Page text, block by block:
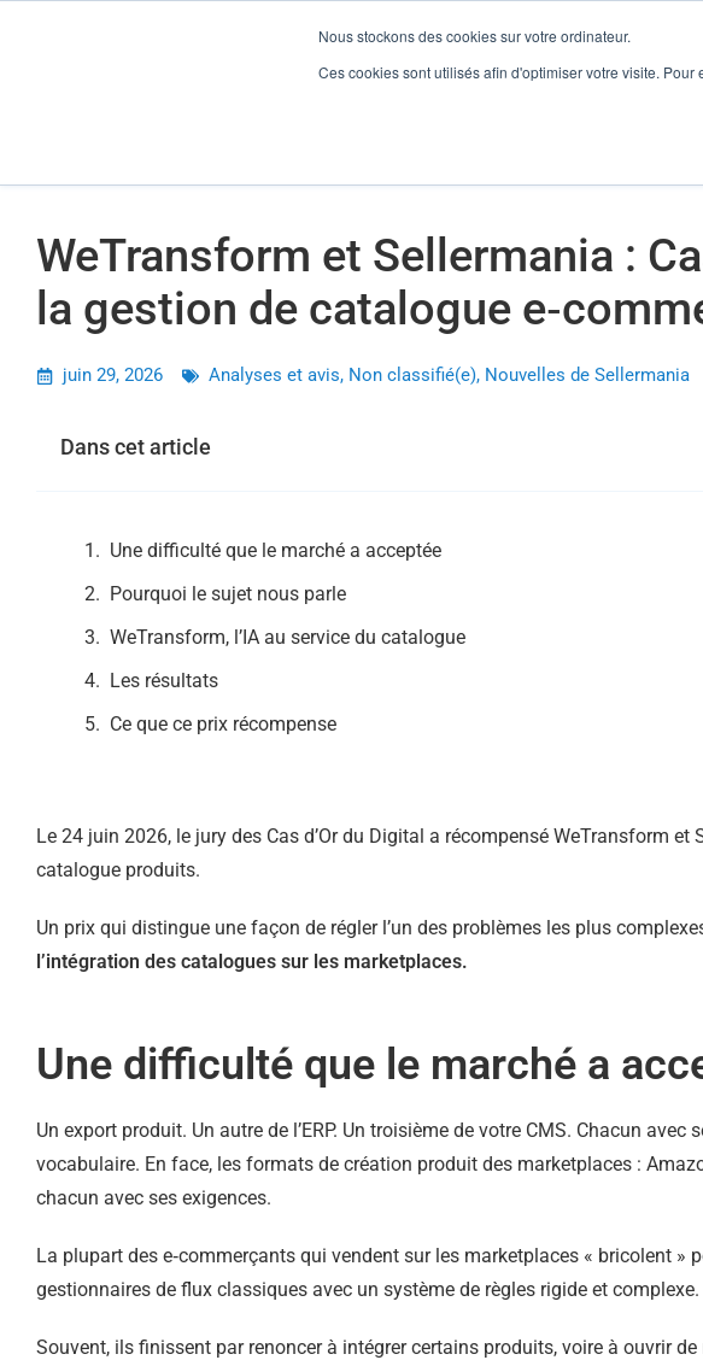
Nous stockons des cookies sur votre ordinateur.
Ces cookies sont utilisés afin d'optimiser votre visite.
WeTransform et Sellermania :
la gestion de catalogue
juin 29, 2026 Analyses et avis, Non classifié(e), Nouvelles de Sellermania
Dans cet article
Une difficulté que le marché a acceptée
Pourquoi le sujet nous parle
WeTransform, l’IA au service du catalogue
Les résultats
Ce que ce prix récompense
Le 24 juin 2026, le jury des Cas d’Or du Digital a récompensé WeTransform
catalogue produits.
Un prix qui distingue une façon de régler l’un des problèmes les plus
l’intégration des catalogues sur les marketplaces.
Une difficulté que le marché a
Un export produit. Un autre de l’ERP. Un troisième de votre CMS. Chacun avec
vocabulaire. En face, les formats de création produit des marketplaces :
chacun avec ses exigences.
La plupart des e‑commerçants qui vendent sur les marketplaces « bricolent »
gestionnaires de flux classiques avec un système de règles rigide et complexe.
Souvent, ils finissent par renoncer à intégrer certains produits, voire à ouvrir